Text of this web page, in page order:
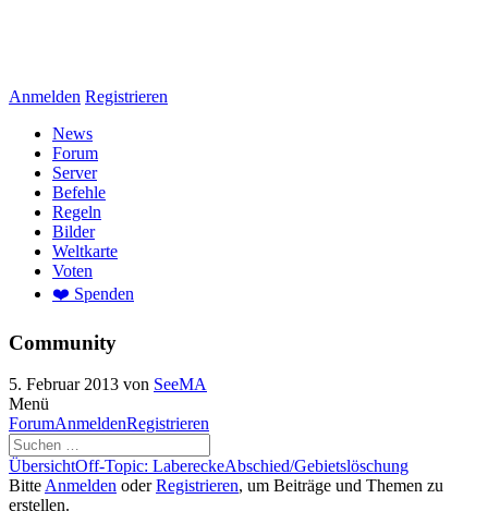
Anmelden Registrieren
News
Forum
Server
Befehle
Regeln
Bilder
Weltkarte
Voten
❤️ Spenden
Community
5. Februar 2013 von SeeMA
Menü
Forum-
Navigation
ForumAnmeldenRegistrieren
Forum-
Breadcrumbs
-
ÜbersichtOff-Topic: LabereckeAbschied/Gebietslöschung
BitteAnmelden oderRegistrieren, um Beiträge und Themen zu
erstellen.